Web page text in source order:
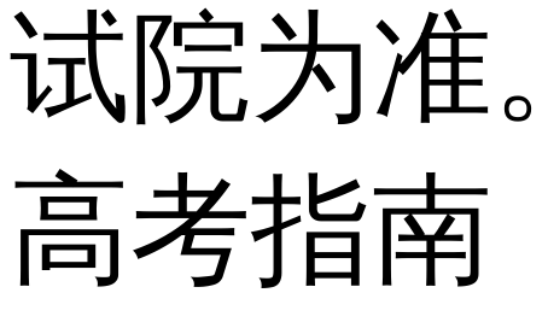
试院为准。
高考指南